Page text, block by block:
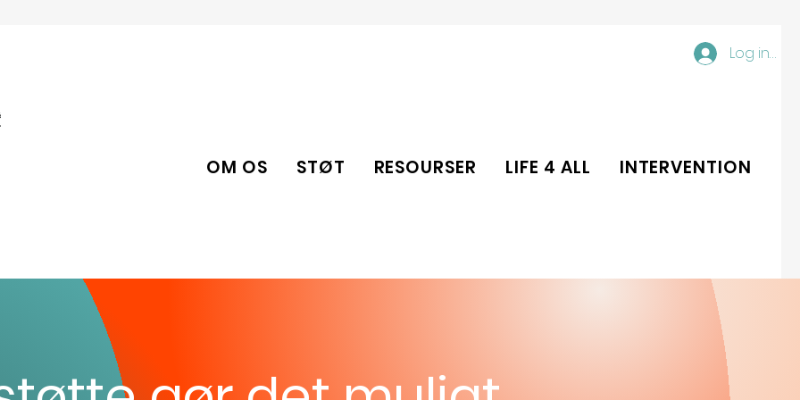
Log ind
OM OS STØT RESOURSER LIFE 4 ALL INTERVENTION